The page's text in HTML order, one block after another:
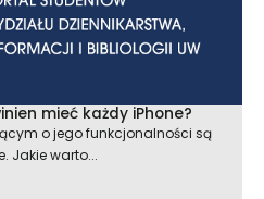
mieć każdy iPhone?
o jego funkcjonalności są
Jakie warto...